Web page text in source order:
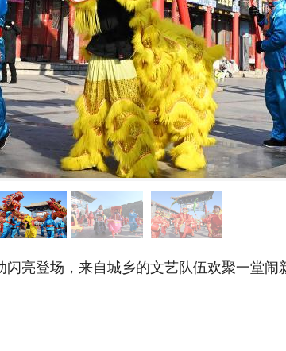
登场，来自城乡的文艺队伍欢聚一堂闹